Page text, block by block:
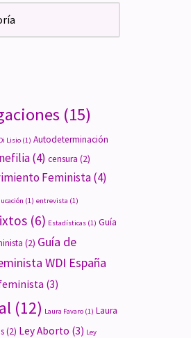
(15)
Lisio (1) Autodeterminación
(4) censura (2)
Feminista(4)
(1) entrevista (1)
(6) Estadísticas (1) Guía
(2) Guía de
WDI España
(3)
(12) Laura Favaro (1) Laura
(2) Ley Aborto (3) Ley